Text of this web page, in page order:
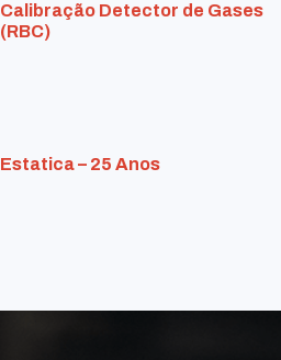
Calibração Detector de Gases
(RBC)
Estatica – 25 Anos